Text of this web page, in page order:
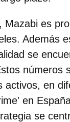
Mazabi es
Además
se
números
activos, en
en
se